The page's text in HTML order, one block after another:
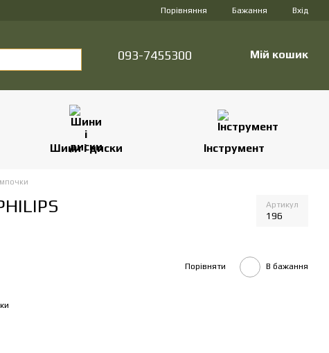
Порівняння Бажання Вхід
093-7455300 Мій кошик
Шини і диски Інструмент
Артикул
196
Порівняти В бажання